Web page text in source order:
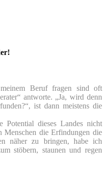
Beruf fragen sind oft
antworte. „Ja, wird denn
ist dann meistens die
Potential dieses Landes nicht
die Erfindungen die
näher zu bringen, habe ich
stöbern, staunen und regen